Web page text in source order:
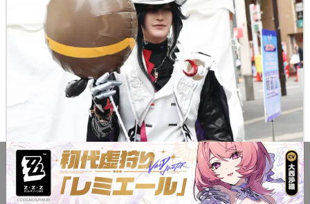
不死途に扮したコスプレイヤーのズミさんが、たぬき風船を配っていた。